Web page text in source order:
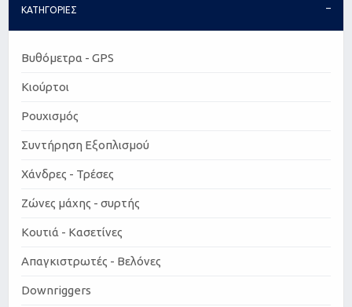
ΚΑΤΗΓΟΡΙΕΣ
Βυθόμετρα - GPS
Κιούρτοι
Ρουχισμός
Συντήρηση Εξοπλισμού
Χάνδρες - Τρέσες
Ζώνες μάχης - συρτής
Κουτιά - Κασετίνες
Απαγκιστρωτές - Βελόνες
Downriggers